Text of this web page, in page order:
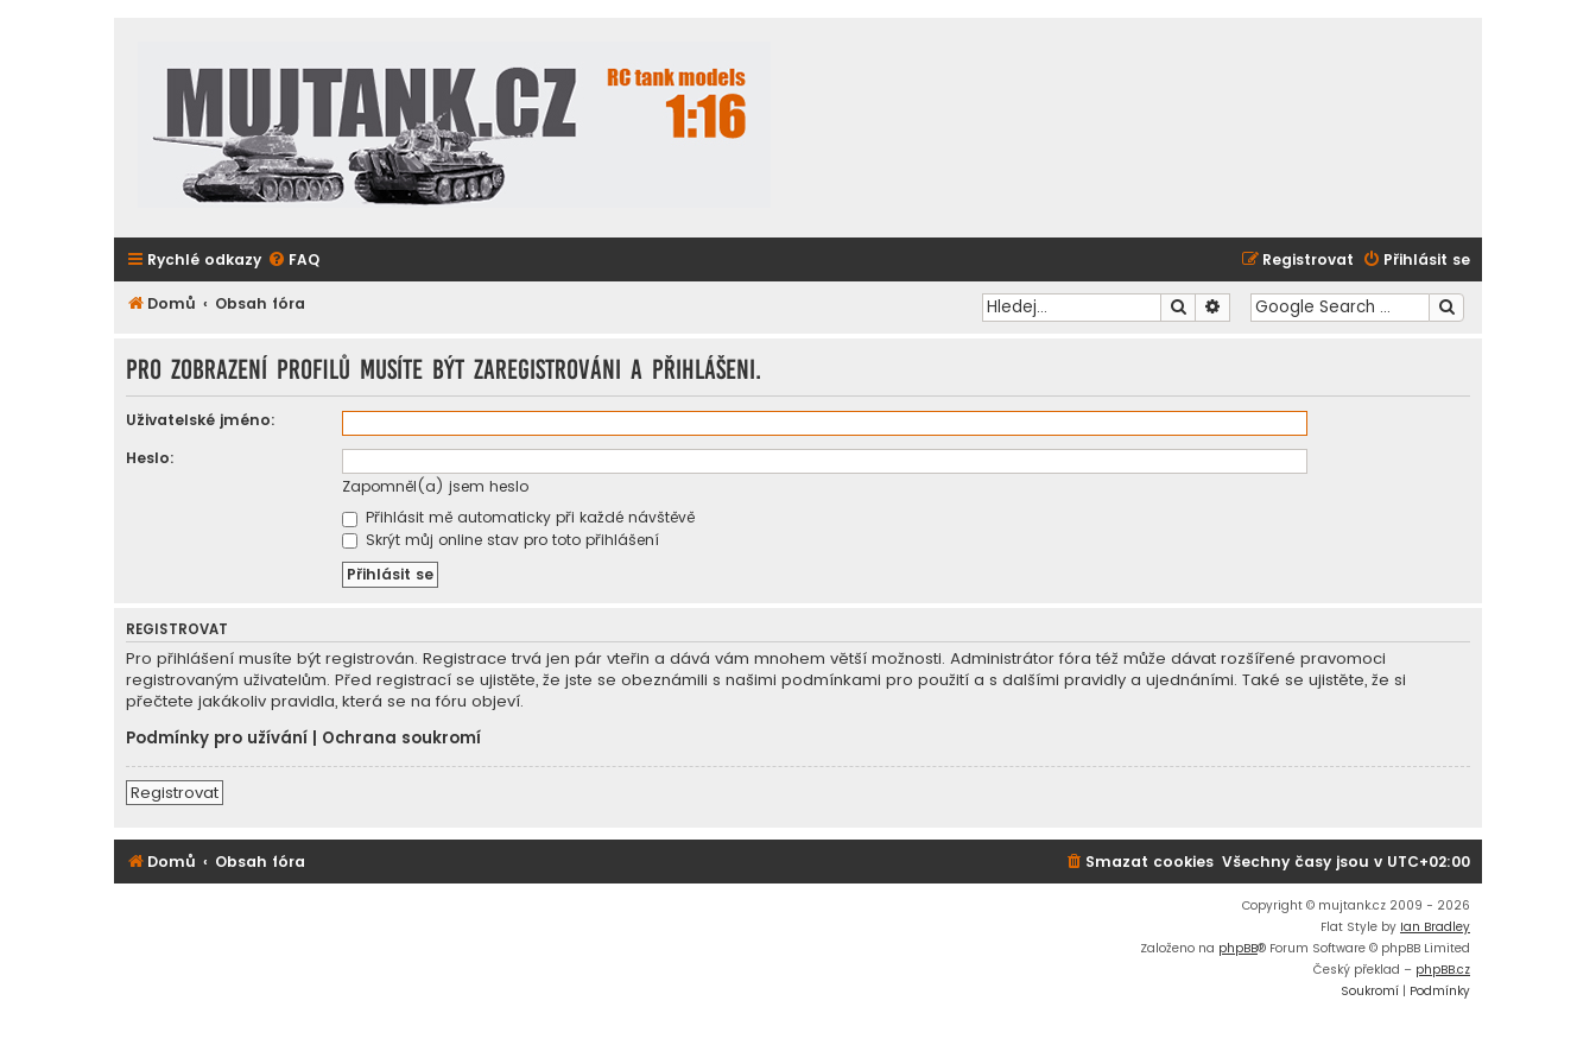
Rychlé odkazy FAQ Přihlásit se
Registrovat
Domů Obsah fóra Hledat Pokročilé hledání
Pro zobrazení profilů musíte být zaregistrováni a přihlášeni.
Uživatelské jméno:
Heslo:
Zapomněl(a) jsem heslo
Přihlásit mě automaticky při každé návštěvě
Skrýt můj online stav pro toto přihlášení
REGISTROVAT
Pro přihlášení musíte být registrován. Registrace trvá jen pár vteřin a dává vám mnohem větší možnosti. Administrátor fóra též může dávat rozšířené pravomoci
registrovaným uživatelům. Před registrací se ujistěte, že jste se obeznámili s našimi podmínkami pro použití a s dalšími pravidly a ujednáními. Také se ujistěte, že si
přečtete jakákoliv pravidla, která se na fóru objeví.
Podmínky pro užívání
Ochrana soukromí
Registrovat
Domů Obsah fóra Všechny časy jsou v UTC+02:00
Smazat cookies
Copyright © mujtank.cz 2009 - 2026
Flat Style by Ian Bradley
Založeno na phpBB® Forum Software © phpBB Limited
Český překlad – phpBB.cz
Soukromí | Podmínky